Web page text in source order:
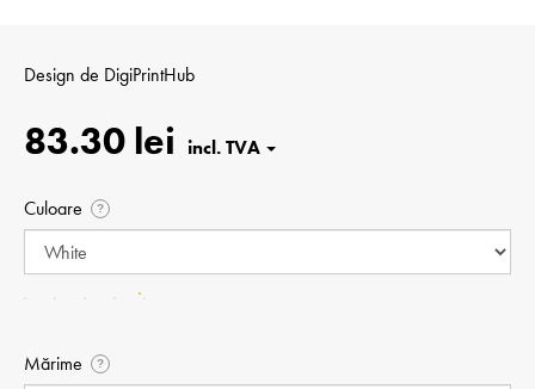
Design de DigiPrintHub
83.30 lei
Culoare ?
Mărime ?